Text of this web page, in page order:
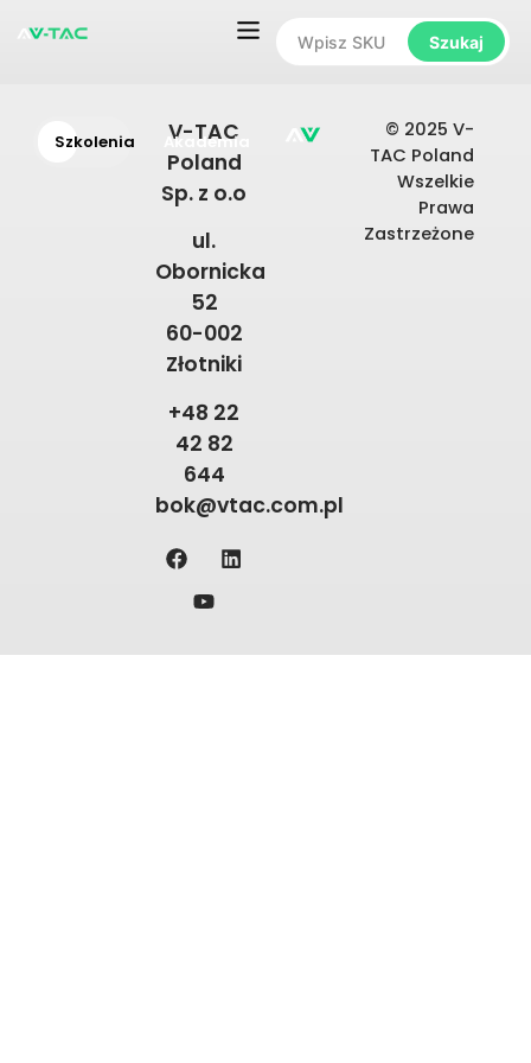
Szukaj
Szkolenia Akademia
V-TAC
Poland
Sp. z o.o
ul.
Obornicka
52
60-002
Złotniki
+48 22
42 82
644
bok@vtac.com.pl
© 2025 V-
TAC Poland
Wszelkie
Prawa
Zastrzeżone